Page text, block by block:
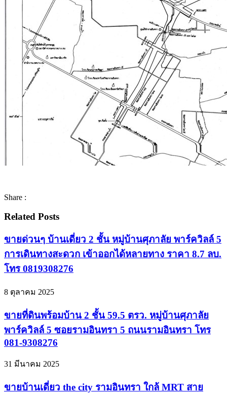
Share :
Related Posts
ขายด่วนๆ บ้านเดี่ยว 2 ชั้น หมู่บ้านศุภาลัย พาร์ควิลล์ 5
การเดินทางสะดวก เข้าออกได้หลายทาง ราคา 8.7 ลบ.
โทร 0819308276
8 ตุลาคม 2025
ขายที่ดินพร้อมบ้าน 2 ชั้น 59.5 ตรว. หมู่บ้านศุภาลัย
พาร์ควิลล์ 5 ซอยรามอินทรา 5 ถนนรามอินทรา โทร
081-9308276
31 มีนาคม 2025
ขายบ้านเดี่ยว the city รามอินทรา ใกล้ MRT สาย